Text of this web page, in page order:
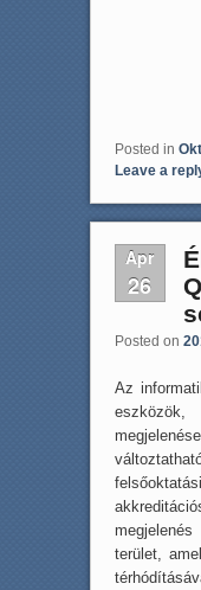
Posted in
Leave a
Apr
26
Posted on
Az
terület,